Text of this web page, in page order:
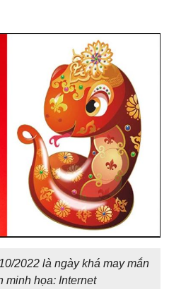
2022 là ngày khá may mắn
minh họa: Internet